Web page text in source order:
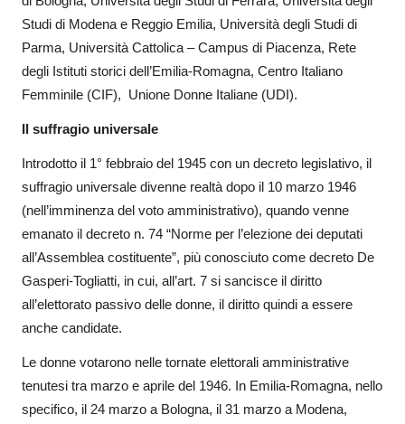
Studi di Modena e Reggio Emilia, Università degli Studi di
Parma, Università Cattolica – Campus di Piacenza, Rete
degli Istituti storici dell’Emilia-Romagna, Centro Italiano
Femminile (CIF), Unione Donne Italiane (UDI).
Il suffragio universale
Introdotto il 1° febbraio del 1945 con un decreto legislativo, il
suffragio universale divenne realtà dopo il 10 marzo 1946
(nell’imminenza del voto amministrativo), quando venne
emanato il decreto n. 74 “Norme per l’elezione dei deputati
all’Assemblea costituente”, più conosciuto come decreto De
Gasperi-Togliatti, in cui, all’art. 7 si sancisce il diritto
all’elettorato passivo delle donne, il diritto quindi a essere
anche candidate.
Le donne votarono nelle tornate elettorali amministrative
tenutesi tra marzo e aprile del 1946. In Emilia-Romagna, nello
specifico, il 24 marzo a Bologna, il 31 marzo a Modena,